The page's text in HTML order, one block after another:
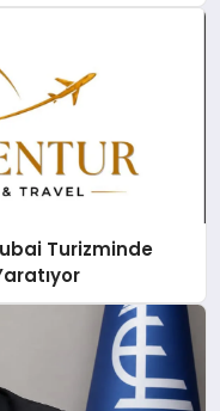
Turizminde